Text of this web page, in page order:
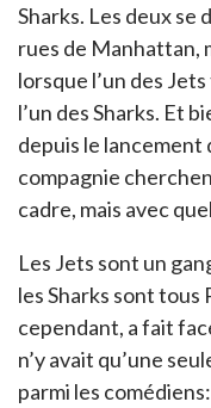
Sharks. Les deux
rues de Manhattan,
lorsque l’un des
l’un des Sharks. Et
depuis le lancement
compagnie
cadre, mais avec
Les Jets sont un
les Sharks sont
cependant, a fait
n’y avait qu’une
parmi les